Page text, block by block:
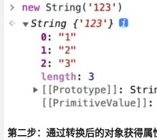
第二步：通过转换后的对象获得